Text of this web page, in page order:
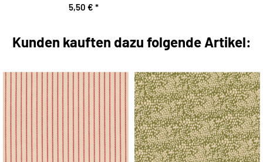
5,50 € *
Kunden kauften dazu folgende Artikel: